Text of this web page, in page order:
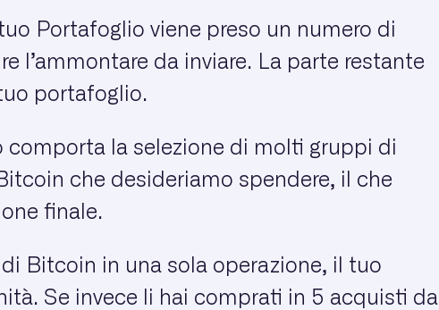
Portafoglio viene preso un numero di
l’ammontare da inviare. La parte restante
portafoglio.
la selezione di molti gruppi di
che desideriamo spendere, il che
finale.
Bitcoin in una sola operazione, il tuo
Se invece li hai comprati in 5 acquisti da